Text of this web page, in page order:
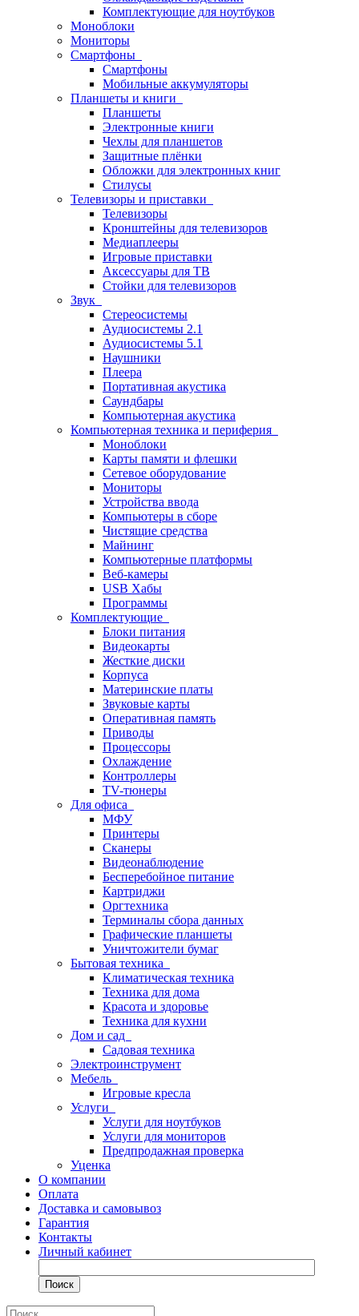
Комплектующие для ноутбуков
Моноблоки
Мониторы
Смартфоны
Смартфоны
Мобильные аккумуляторы
Планшеты и книги
Планшеты
Электронные книги
Чехлы для планшетов
Защитные плёнки
Обложки для электронных книг
Стилусы
Телевизоры и приставки
Телевизоры
Кронштейны для телевизоров
Медиаплееры
Игровые приставки
Аксессуары для ТВ
Стойки для телевизоров
Звук
Стереосистемы
Аудиосистемы 2.1
Аудиосистемы 5.1
Наушники
Плеера
Портативная акустика
Саундбары
Компьютерная акустика
Компьютерная техника и периферия
Моноблоки
Карты памяти и флешки
Сетевое оборудование
Мониторы
Устройства ввода
Компьютеры в сборе
Чистящие средства
Майнинг
Компьютерные платформы
Веб-камеры
USB Хабы
Программы
Комплектующие
Блоки питания
Видеокарты
Жесткие диски
Корпуса
Материнские платы
Звуковые карты
Оперативная память
Приводы
Процессоры
Охлаждение
Контроллеры
TV-тюнеры
Для офиса
МФУ
Принтеры
Сканеры
Видеонаблюдение
Бесперебойное питание
Картриджи
Оргтехника
Терминалы сбора данных
Графические планшеты
Уничтожители бумаг
Бытовая техника
Климатическая техника
Техника для дома
Красота и здоровье
Техника для кухни
Дом и сад
Садовая техника
Электроинструмент
Мебель
Игровые кресла
Услуги
Услуги для ноутбуков
Услуги для мониторов
Предпродажная проверка
Уценка
О компании
Оплата
Доставка и самовывоз
Гарантия
Контакты
Личный кабинет
Поиск